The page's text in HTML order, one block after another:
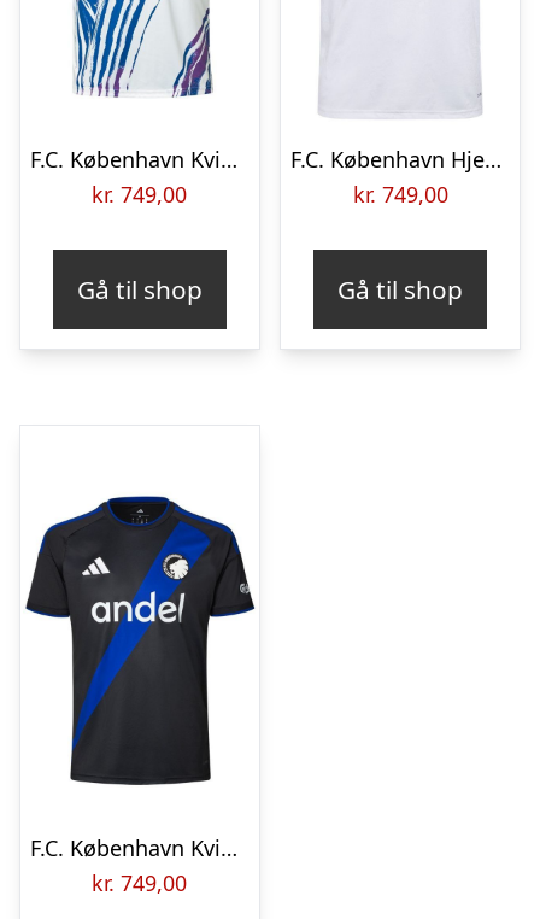
F.C. København Kvinder Hjemmebanetrøje 2026/27
kr. 749,00
Gå til shop
F.C. København Hjemmebanetrøje 2026/27
kr. 749,00
Gå til shop
F.C. København Kvinder Udebanetrøje 2026/27
kr. 749,00